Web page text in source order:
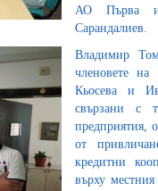
АО Първа
Сарандалиев.
Владимир
членовете
Кьосева и
свързани с
предприятия,
от
кредитни
върху